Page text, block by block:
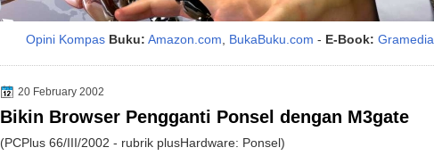
Opini Kompas Buku: Amazon.com BukaBuku.com - E-Book: Gramedia
20 February 2002
Bikin Browser Pengganti Ponsel dengan M3gate
(PCPlus 66/III/2002 - rubrik plusHardware: Ponsel)